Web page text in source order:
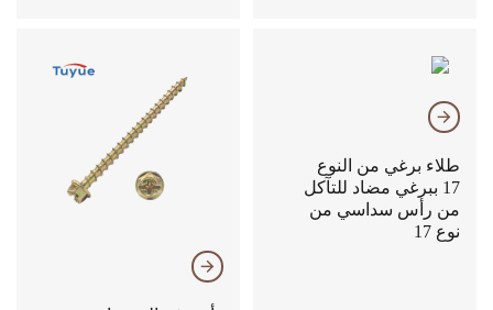
𐃔
طلاء برغي من النوع
17 ببرغي مضاد للتآكل
من رأس سداسي من
نوع 17
𐃔